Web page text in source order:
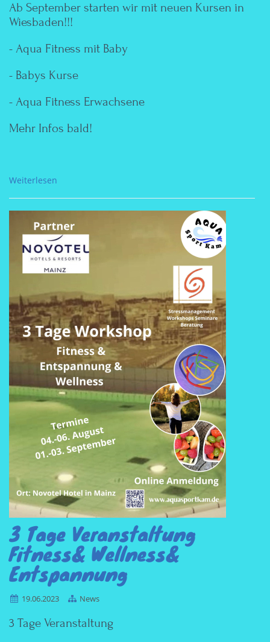
Ab September starten wir mit neuen Kursen in
Wiesbaden!!!
- Aqua Fitness mit Baby
- Babys Kurse
- Aqua Fitness Erwachsene
Mehr Infos bald!
Weiterlesen
3 Tage Veranstaltung
Fitness& Wellness&
Entspannung
19.06.2023 News
3 Tage Veranstaltung